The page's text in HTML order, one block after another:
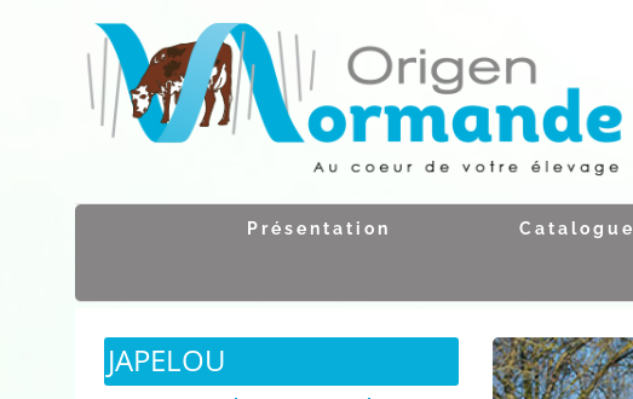
Présentation Catalogue
JAPELOU